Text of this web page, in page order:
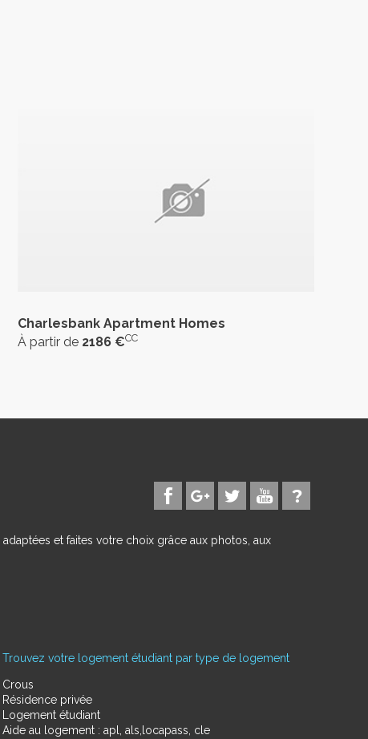
Charlesbank Apartment Homes
À partir de 2186 €CC
et faites votre choix grâce aux photos, aux
Trouvez votre logement étudiant par type de logement
Crous
Résidence privée
Logement étudiant
Aide au logement : apl, als,locapass, cle